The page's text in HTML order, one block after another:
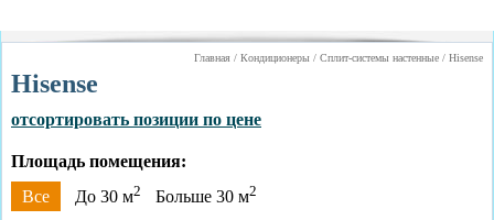
Главная / Кондиционеры / Сплит-системы настенные / Hisense
Hisense
отсортировать позиции по цене
Площадь помещения:
Все
До 30 м2 Больше 30 м2